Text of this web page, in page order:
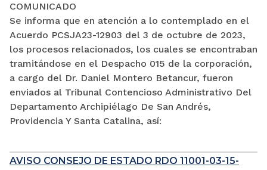
COMUNICADO
Se informa que en atención a lo contemplado en el
Acuerdo PCSJA23-12903 del 3 de octubre de 2023,
los procesos relacionados, los cuales se encontraban
tramitándose en el Despacho 015 de la corporación,
a cargo del Dr. Daniel Montero Betancur, fueron
enviados al Tribunal Contencioso Administrativo Del
Departamento Archipiélago De San Andrés,
Providencia Y Santa Catalina, así:
AVISO CONSEJO DE ESTADO RDO 11001-03-15-